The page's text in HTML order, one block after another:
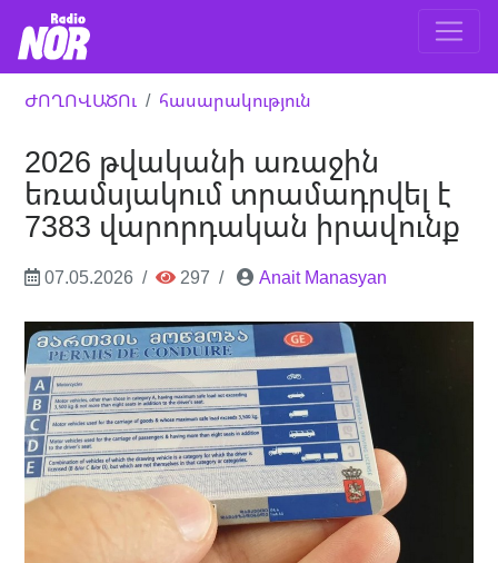
ԺՈՂՈՎԱԾՈւ հասարակություն
2026 թվականի առաջին
եռամսյակում տրամադրվել է
7383 վարորդական իրավունք
07.05.2026 297 Anait Manasyan